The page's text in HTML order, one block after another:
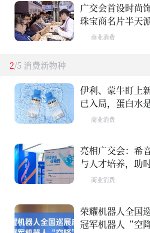
广交会首设时尚
珠宝商名片半天
商业消费
2/5 消费新物种
伊利、蒙牛盯上
已入局，蛋白水
商业消费
亮相广交会：希
与人才培养，助
商业消费
荣耀机器人全国
冠军机器人“空